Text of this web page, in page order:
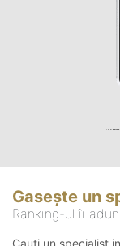
Gasește un
Ranking-ul îi
Cauți un specialist